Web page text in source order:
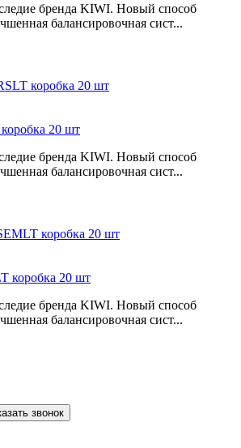
бренда KIWI. Новый способ
балансировочная сист...
20 шт
бренда KIWI. Новый способ
балансировочная сист...
коробка 20 шт
бренда KIWI. Новый способ
балансировочная сист...
звонок